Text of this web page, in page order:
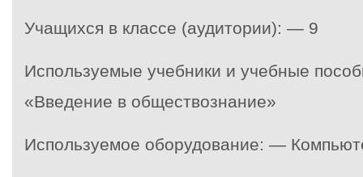
Учащихся в классе (аудитории): — 9
Используемые учебники и учебные
«Введение в обществознание»
Используемое оборудование: —